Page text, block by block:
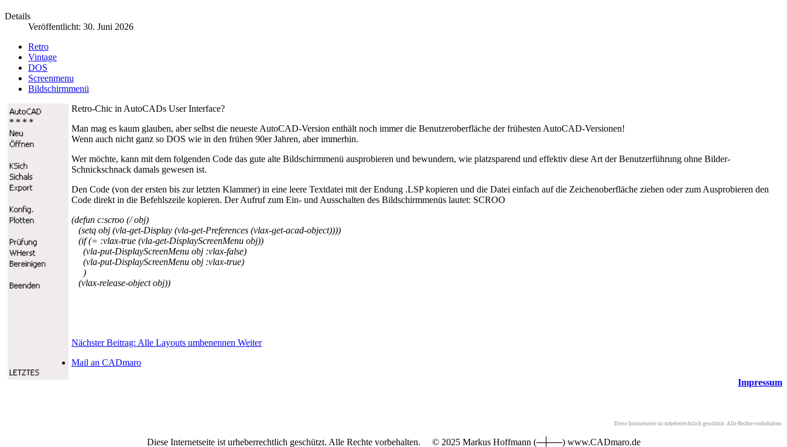
Details
Veröffentlicht: 30. Juni 2026
Retro
Vintage
DOS
Screenmenu
Bildschirmmenü
Retro-Chic in AutoCADs User Interface?
Man mag es kaum glauben, aber selbst die neueste AutoCAD-Version enthält noch immer die Benutzeroberfläche der frühesten AutoCAD-Versionen!
Wenn auch nicht ganz so DOS wie in den frühen 90er Jahren, aber immerhin.
Wer möchte, kann mit dem folgenden Code das gute alte Bildschirmmenü ausprobieren und bewundern, wie platzsparend und effektiv diese Art der Benutzerführung ohne Bilder-
Schnickschnack damals gewesen ist.
Den Code (von der ersten bis zur letzten Klammer) in eine leere Textdatei mit der Endung .LSP kopieren und die Datei einfach auf die Zeichenoberfläche ziehen oder zum Ausprobieren den
Code direkt in die Befehlszeile kopieren. Der Aufruf zum Ein- und Ausschalten des Bildschirmmenüs lautet: SCROO
(defun c:scroo (/ obj)
(setq obj (vla-get-Display (vla-get-Preferences (vlax-get-acad-object))))
(if (= :vlax-true (vla-get-DisplayScreenMenu obj))
(vla-put-DisplayScreenMenu obj :vlax-false)
(vla-put-DisplayScreenMenu obj :vlax-true)
)
(vlax-release-object obj))
Nächster Beitrag: Alle Layouts umbenennen Weiter
Mail an CADmaro
Impressum
Diese Internetseite ist urheberrechtlich geschützt. Alle Rechte vorbehalten.
Diese Internetseite ist urheberrechtlich geschützt. Alle Rechte vorbehalten. © 2025 Markus Hoffmann (─┼──) www.CADmaro.de